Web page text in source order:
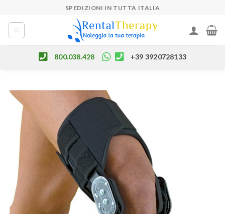
content
SPEDIZIONI IN TUTTA ITALIA
800.038.428 +39 3920728133